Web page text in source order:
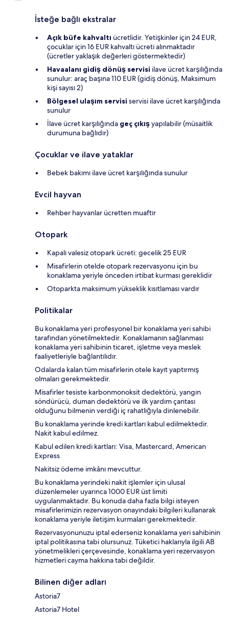
İsteğe bağlı ekstralar
Açık büfe kahvaltı ücretlidir. Yetişkinler için 24 EUR,
çocuklar için 16 EUR kahvaltı ücreti alınmaktadır
(ücretler yaklaşık değerleri göstermektedir)
Havaalanı gidiş dönüş servisi ilave ücret karşılığında
sunulur: araç başına 110 EUR (gidiş dönüş, Maksimum
kişi sayısı 2)
Bölgesel ulaşım servisi servisi ilave ücret karşılığında
sunulur
İlave ücret karşılığında geç çıkışyapılabilir (müsaitlik
durumuna bağlıdır)
Çocuklar ve ilave yataklar
Bebek bakımı ilave ücret karşılığında sunulur
Evcil hayvan
Rehber hayvanlar ücretten muaftır
Otopark
Kapalı valesiz otopark ücreti: gecelik 25 EUR
Misafirlerin otelde otopark rezervasyonu için bu
konaklama yeriyle önceden irtibat kurması gereklidir
Otoparkta maksimum yükseklik kısıtlaması vardır
Politikalar
Bu konaklama yeri profesyonel bir konaklama yeri sahibi
tarafından yönetilmektedir. Konaklamanın sağlanması
konaklama yeri sahibinin ticaret, işletme veya meslek
faaliyetleriyle bağlantılıdır.
Odalarda kalan tüm misafirlerin otele kayıt yaptırmış
olmaları gerekmektedir.
Misafirler tesiste karbonmonoksit dedektörü, yangın
söndürücü, duman dedektörü ve ilk yardım çantası
olduğunu bilmenin verdiği iç rahatlığıyla dinlenebilir.
Bu konaklama yerinde kredi kartları kabul edilmektedir.
Nakit kabul edilmez.
Kabul edilen kredi kartları: Visa, Mastercard, American
Express
Nakitsiz ödeme imkânı mevcuttur.
Bu konaklama yerindeki nakit işlemler için ulusal
düzenlemeler uyarınca 1000 EUR üst limiti
uygulanmaktadır. Bu konuda daha fazla bilgi isteyen
misafirlerimizin rezervasyon onayındaki bilgileri kullanarak
konaklama yeriyle iletişim kurmaları gerekmektedir.
Rezervasyonunuzu iptal ederseniz konaklama yeri sahibinin
iptal politikasına tabi olursunuz. Tüketici haklarıyla ilgili AB
yönetmelikleri çerçevesinde, konaklama yeri rezervasyon
hizmetleri cayma hakkına tabi değildir.
Bilinen diğer adları
Astoria7
Astoria7 Hotel